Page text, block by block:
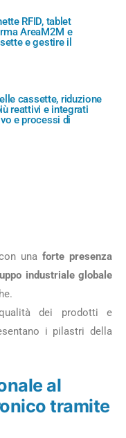
RFID, tablet
AreaM2M e
e gestire il
cassette, riduzione
reattivi e integrati
e processi di
una forte presenza
industriale globale
dei prodotti e
i pilastri della
al
tramite